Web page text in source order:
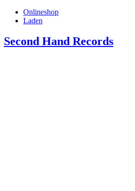
Onlineshop
Laden
Second Hand Records